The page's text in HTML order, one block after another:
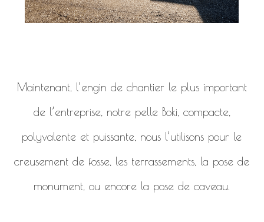
Maintenant, l’engin de chantier le plus important
de l’entreprise, notre pelle Boki, compacte,
polyvalente et puissante, nous l’utilisons pour le
creusement de fosse, les terrassements, la pose de
monument, ou encore la pose de caveau.